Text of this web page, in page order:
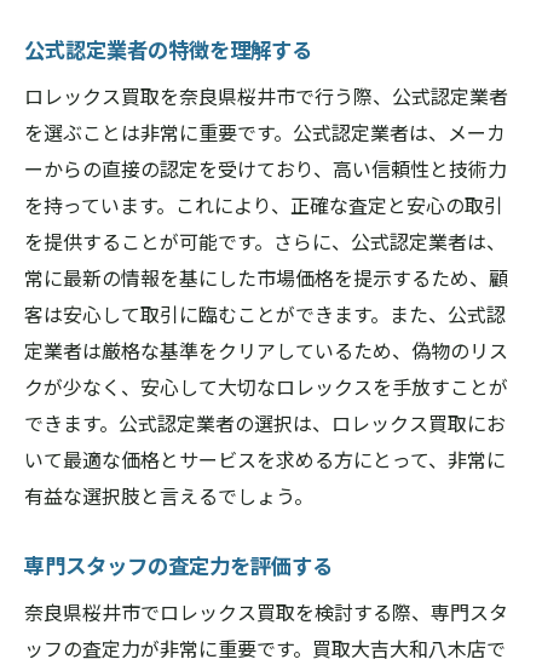
公式認定業者の特徴を理解する
ロレックス買取を奈良県桜井市で行う際、公式認定業者
を選ぶことは非常に重要です。公式認定業者は、メーカ
ーからの直接の認定を受けており、高い信頼性と技術力
を持っています。これにより、正確な査定と安心の取引
を提供することが可能です。さらに、公式認定業者は、
常に最新の情報を基にした市場価格を提示するため、顧
客は安心して取引に臨むことができます。また、公式認
定業者は厳格な基準をクリアしているため、偽物のリス
クが少なく、安心して大切なロレックスを手放すことが
できます。公式認定業者の選択は、ロレックス買取にお
いて最適な価格とサービスを求める方にとって、非常に
有益な選択肢と言えるでしょう。
専門スタッフの査定力を評価する
奈良県桜井市でロレックス買取を検討する際、専門スタ
ッフの査定力が非常に重要です。買取大吉大和八木店で